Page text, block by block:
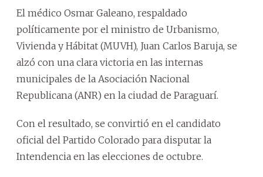
El médico Osmar Galeano, respaldado
políticamente por el ministro de Urbanismo,
Vivienda y Hábitat (MUVH), Juan Carlos Baruja, se
alzó con una clara victoria en las internas
municipales de la Asociación Nacional
Republicana (ANR) en la ciudad de Paraguarí.
Con el resultado, se convirtió en el candidato
oficial del Partido Colorado para disputar la
Intendencia en las elecciones de octubre.